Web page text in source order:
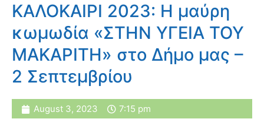
ΚΑΛΟΚΑΙΡΙ 2023: Η μαύρη
κωμωδία «ΣΤΗΝ ΥΓΕΙΑ ΤΟΥ
ΜΑΚΑΡΙΤΗ» στο Δήμο μας –
2 Σεπτεμβρίου
August 3, 2023 7:15 pm